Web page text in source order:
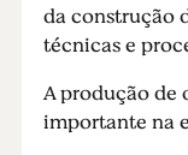
da construção
técnicas e
A produção de
importante na